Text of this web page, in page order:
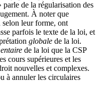
de la régularisation des
À noter que
selon leur forme, ont
parfois le texte de la loi, et
globale de la loi.
de la loi que la CSP
cours supérieures et les
nouvelles et complexes.
à annuler les circulaires